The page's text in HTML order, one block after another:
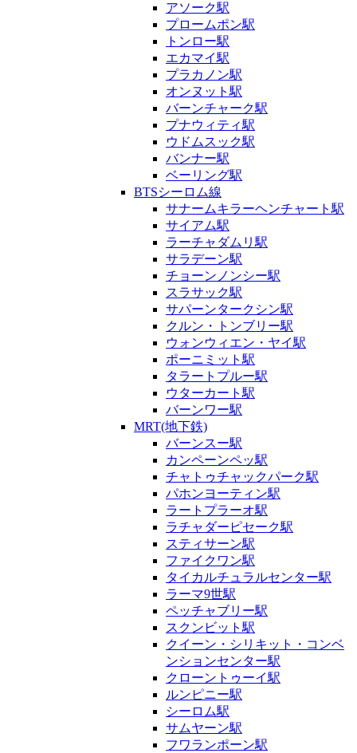
アソーク駅
プロームポン駅
トンロー駅
エカマイ駅
プラカノン駅
オンヌット駅
バーンチャーク駅
プナウィティ駅
ウドムスック駅
バンナー駅
ベーリング駅
BTSシーロム線
サナームキラーヘンチャート駅
サイアム駅
ラーチャダムリ駅
サラデーン駅
チョーンノンシー駅
スラサック駅
サパーンタークシン駅
クルン・トンブリー駅
ウォンウィエン・ヤイ駅
ポーニミット駅
タラートプルー駅
ウターカート駅
バーンワー駅
MRT(地下鉄)
バーンスー駅
カンペーンペッ駅
チャトゥチャックパーク駅
パホンヨーティン駅
ラートプラーオ駅
ラチャダーピセーク駅
スティサーン駅
ファイクワン駅
タイカルチュラルセンター駅
ラーマ9世駅
ペッチャブリー駅
スクンビット駅
クイーン・シリキット・コンベ
ンションセンター駅
クローントゥーイ駅
ルンピニー駅
シーロム駅
サムヤーン駅
フワランポーン駅